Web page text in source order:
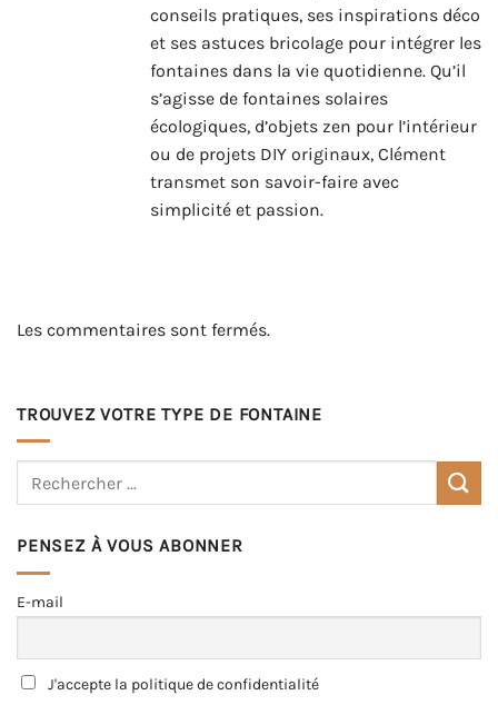
conseils pratiques, ses inspirations déco
et ses astuces bricolage pour intégrer les
fontaines dans la vie quotidienne. Qu’il
s’agisse de fontaines solaires
écologiques, d’objets zen pour l’intérieur
ou de projets DIY originaux, Clément
transmet son savoir-faire avec
simplicité et passion.
Les commentaires sont fermés.
TROUVEZ VOTRE TYPE DE FONTAINE
PENSEZ À VOUS ABONNER
E-mail
J'accepte la politique de confidentialité